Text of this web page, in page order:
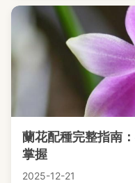
蘭花配種完整指南
掌握
2025-12-21